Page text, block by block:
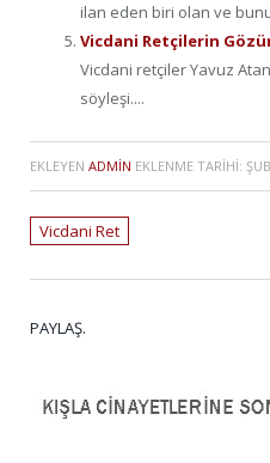
ilan eden biri olan ve
Vicdani Retçilerin
Vicdani retçiler Yavuz
söyleşi....
EKLEYEN ADMIN EKLENME TARIHI:
Vicdani Ret
PAYLAŞ.